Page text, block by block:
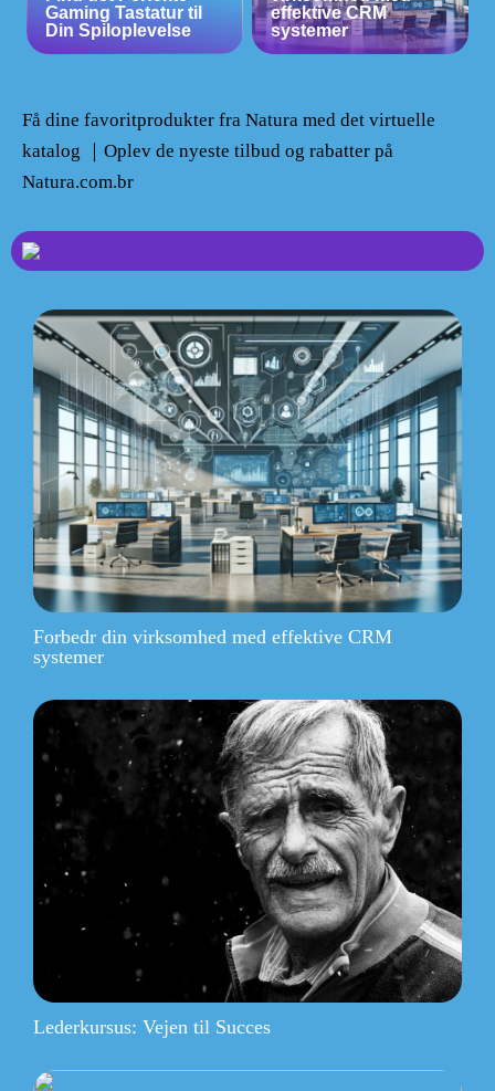
Gaming Tastatur til
Din Spiloplevelse
effektive CRM
systemer
Få dine favoritprodukter fra Natura med det virtuelle
katalog ｜Oplev de nyeste tilbud og rabatter på
Natura.com.br
Forbedr din virksomhed med effektive CRM
systemer
Lederkursus: Vejen til Succes